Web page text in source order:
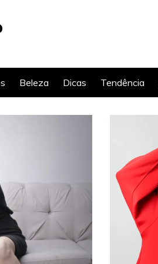
Beleza Dicas Tendência